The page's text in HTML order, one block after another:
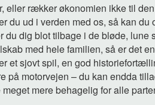
eller rækker økonomien ikke til
du ud i verden med os, så kan
dig blot tilbage i de bløde,
med hele familien, så er det
et sjovt spil, en god
på motorvejen – du kan endda
mere behagelig for alle